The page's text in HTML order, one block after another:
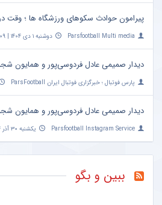
ببین و بگو
پیرامون حوادث سکوهای ورزشگاه ها ؛ وقت
Parsfootball Multi media دوشنبه ۱ دی ۱۴۰۴ | ۱۰:۰۹
دیدار صمیمی عادل فردوسی‌پور و همایون
پارس فوتبال ؛ خبرگزاری فوتبال ایران ParsFootball
دیدار صمیمی عادل فردوسی‌پور و همایون
Parsfootball Instagram Service یکشنبه ۳۰ آذر ۱۴۰۴ | ۱۶:۱۵